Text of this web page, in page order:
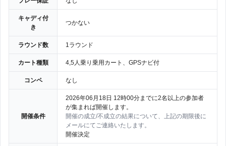
キャディ付
き
つかない
ラウンド数 1ラウンド
カート種類 4,5人乗り乗用カート、GPSナビ付
コンペ なし
開催条件
2026年06月18日 12時00分までに2名以上の参加者
が集まれば開催します。
開催の成立/不成立の結果について、上記の期限後に
メールにてご連絡いたします。
開催決定